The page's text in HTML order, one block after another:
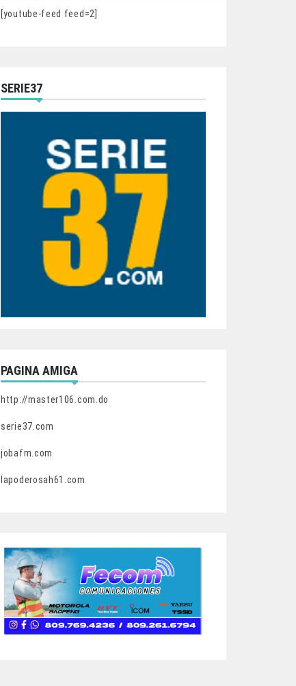
[youtube-feed feed=2]
SERIE37
PAGINA AMIGA
http://master106.com.do
serie37.com
jobafm.com
lapoderosah61.com